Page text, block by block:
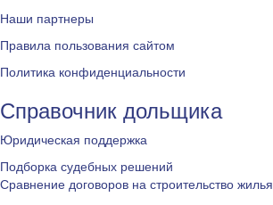
Наши партнеры
Правила пользования сайтом
Политика конфиденциальности
Справочник дольщика
Юридическая поддержка
Подборка судебных решений
Сравнение договоров на строительство жилья